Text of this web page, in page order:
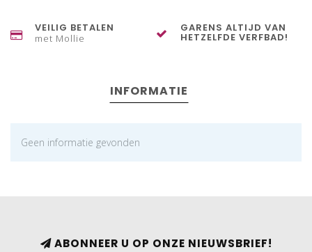
VEILIG BETALEN
met Mollie
GARENS ALTIJD VAN
HETZELFDE VERFBAD!
INFORMATIE
Geen informatie gevonden
ABONNEER U OP ONZE NIEUWSBRIEF!